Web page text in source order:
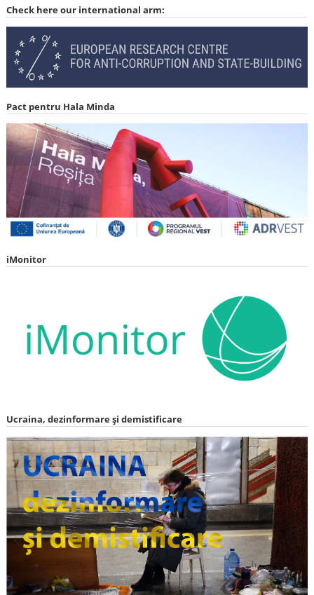
Check here our international arm:
Pact pentru Hala Minda
iMonitor
Ucraina, dezinformare și demistificare